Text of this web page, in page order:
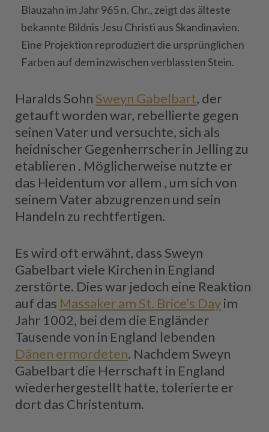
Blauzahn im Jahr 965 n. Chr., zeigt das älteste
bekannte Bildnis Jesu Christi aus Skandinavien.
Eine Projektion reproduziert die ursprünglichen
Farben auf dem inzwischen verblassten Stein.
Haralds Sohn Sweyn Gabelbart, der
getauft worden war, rebellierte gegen
seinen Vater und versuchte, sich als
heidnischer Gegenherrscher in Jelling zu
etablieren . Möglicherweise nutzte er
das Heidentum vor allem , um sich von
seinem Vater abzugrenzen und sein
Handeln zu rechtfertigen.
Es wird oft erwähnt, dass Sweyn
Gabelbart viele Kirchen in England
zerstörte. Dies war jedoch eine Reaktion
auf das Massaker am St. Brice’s Dayim
Jahr 1002, bei dem die Engländer
Tausende von in England lebenden
Dänen ermordeten. Nachdem Sweyn
Gabelbart die Herrschaft in England
wiederhergestellt hatte, tolerierte er
dort das Christentum.